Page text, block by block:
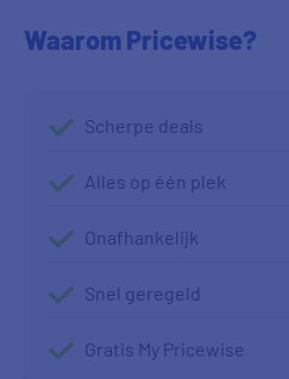
Waarom Pricewise?
Scherpe deals
Alles op één plek
Onafhankelijk
Snel geregeld
Gratis My Pricewise